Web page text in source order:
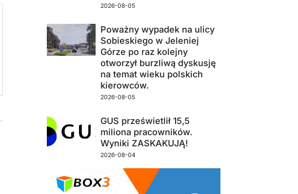
2026-08-05
Poważny wypadek na ulicy
Sobieskiego w Jeleniej
Górze po raz kolejny
otworzył burzliwą dyskusję
na temat wieku polskich
kierowców.
2026-08-05
GUS prześwietlił 15,5
miliona pracowników.
Wyniki ZASKAKUJĄ!
2026-08-04